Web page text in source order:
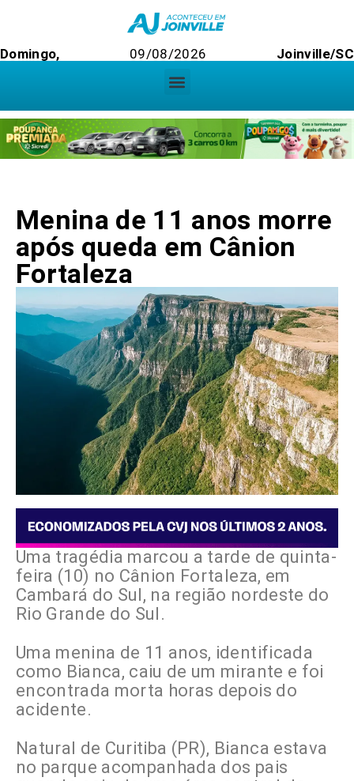
Domingo, 09/08/2026 Joinville/SC
Menina de 11 anos morre
após queda em Cânion
Fortaleza
Uma tragédia marcou a tarde de quinta-
feira (10) no Cânion Fortaleza, em
Cambará do Sul, na região nordeste do
Rio Grande do Sul.
Uma menina de 11 anos, identificada
como Bianca, caiu de um mirante e foi
encontrada morta horas depois do
acidente.
Natural de Curitiba (PR), Bianca estava
no parque acompanhada dos pais